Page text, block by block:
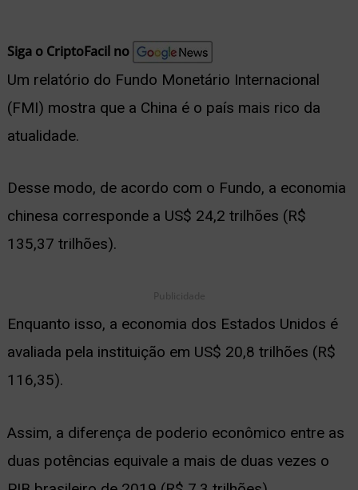
Siga o CriptoFacil no
Um relatório do Fundo Monetário Internacional
(FMI) mostra que a China é o país mais rico da
atualidade.
Desse modo, de acordo com o Fundo, a economia
chinesa corresponde a US$ 24,2 trilhões (R$
135,37 trilhões).
Publicidade
Enquanto isso, a economia dos Estados Unidos é
avaliada pela instituição em US$ 20,8 trilhões (R$
116,35).
Assim, a diferença de poderio econômico entre as
duas potências equivale a mais de duas vezes o